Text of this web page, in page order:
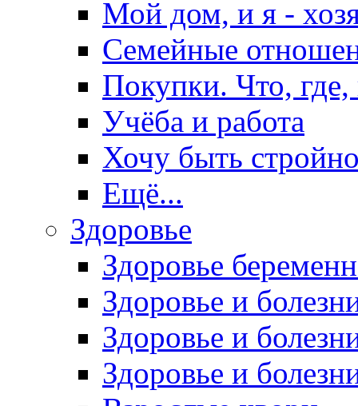
Мой дом, и я -
Семейные
Покупки. Что, где,
Учёба и работа
Хочу быть
Ещё...
Здоровье
Здоровье
Здоровье и
Здоровье и
Здоровье и